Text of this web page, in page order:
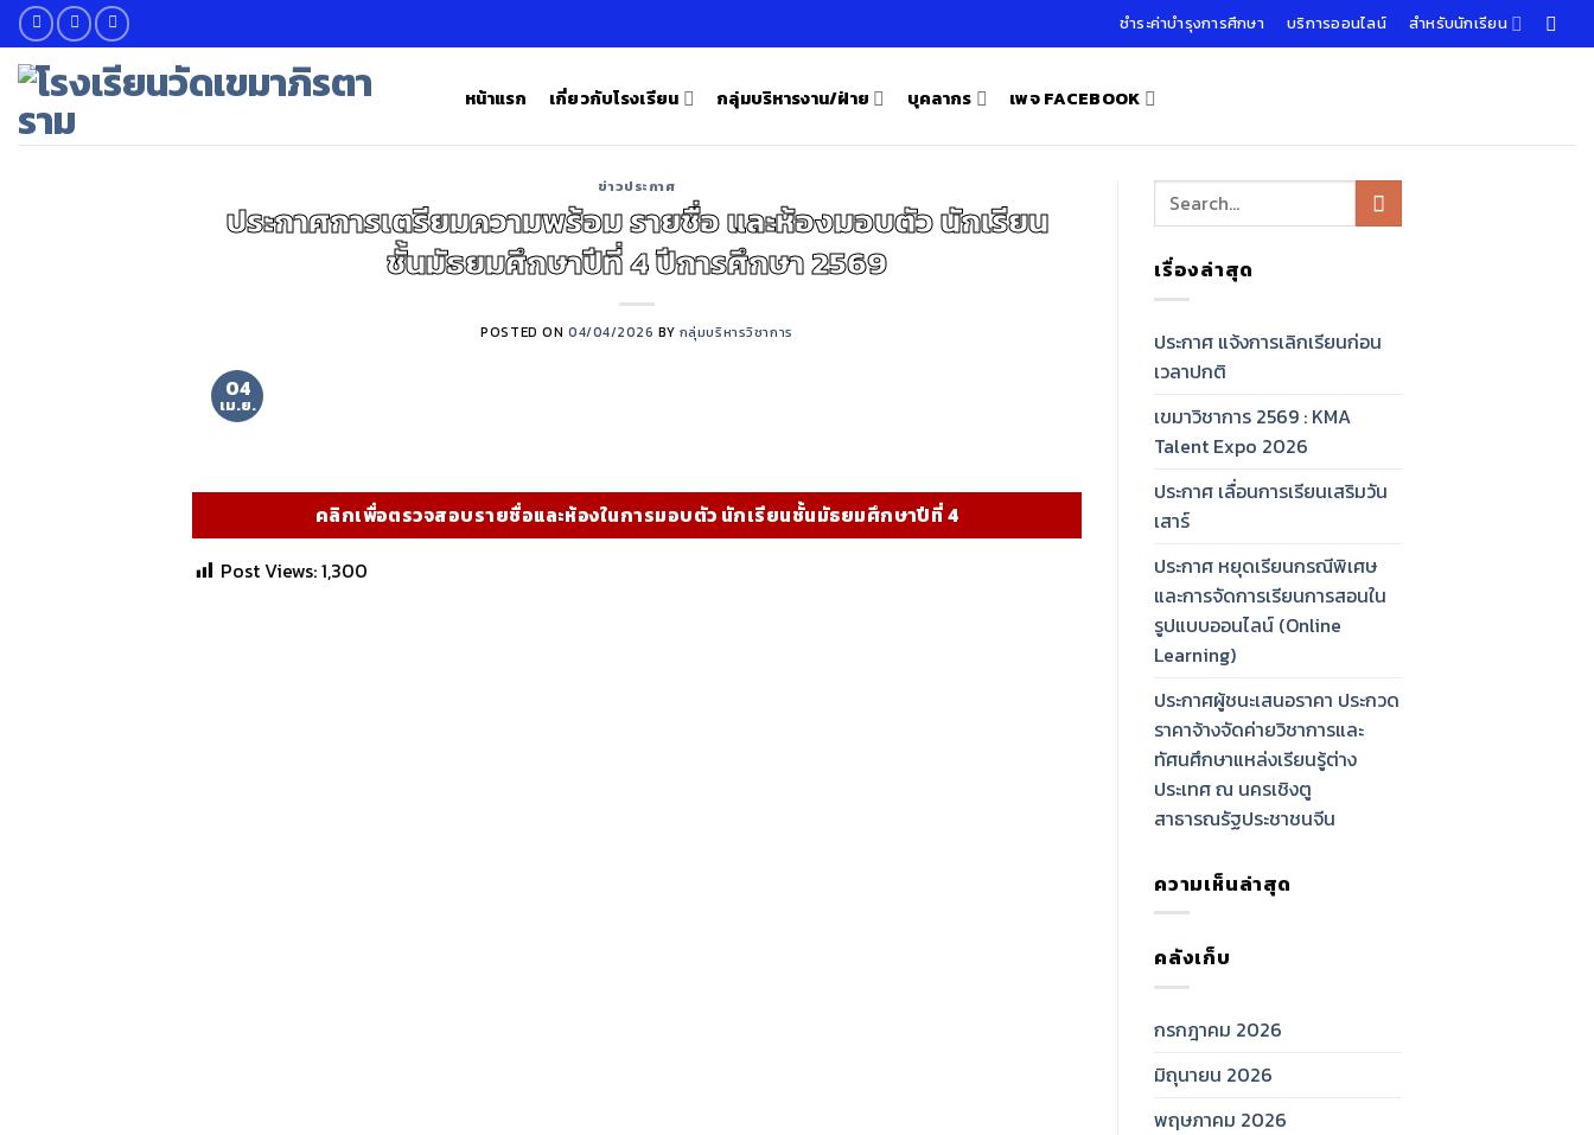
Skip
to
content
ชำระค่าบำรุงการศึกษา บริการออนไลน์ สำหรับนักเรียน
หน้าแรก เกี่ยวกับโรงเรียน กลุ่มบริหารงาน/ฝ่าย บุคลากร เพจ FACEBOOK
ข่าวประกาศ
ประกาศการเตรียมความพร้อม รายชื่อ และห้องมอบตัว นักเรียน
ชั้นมัธยมศึกษาปีที่ 4 ปีการศึกษา 2569
POSTED ON 04/04/2026 BY กลุ่มบริหารวิชาการ
04
เม.ย.
คลิกเพื่อตรวจสอบรายชื่อและห้องในการมอบตัว นักเรียนชั้นมัธยมศึกษาปีที่ 4
Post Views:1,300
เรื่องล่าสุด
ประกาศ แจ้งการเลิกเรียนก่อน
เวลาปกติ
เขมาวิชาการ 2569 : KMA
Talent Expo 2026
ประกาศ เลื่อนการเรียนเสริมวัน
เสาร์
ประกาศ หยุดเรียนกรณีพิเศษ
และการจัดการเรียนการสอนใน
รูปแบบออนไลน์ (Online
Learning)
ประกาศผู้ชนะเสนอราคา ประกวด
ราคาจ้างจัดค่ายวิชาการและ
ทัศนศึกษาแหล่งเรียนรู้ต่าง
ประเทศ ณ นครเชิงตู
สาธารณรัฐประชาชนจีน
ความเห็นล่าสุด
คลังเก็บ
กรกฎาคม 2026
มิถุนายน 2026
พฤษภาคม 2026